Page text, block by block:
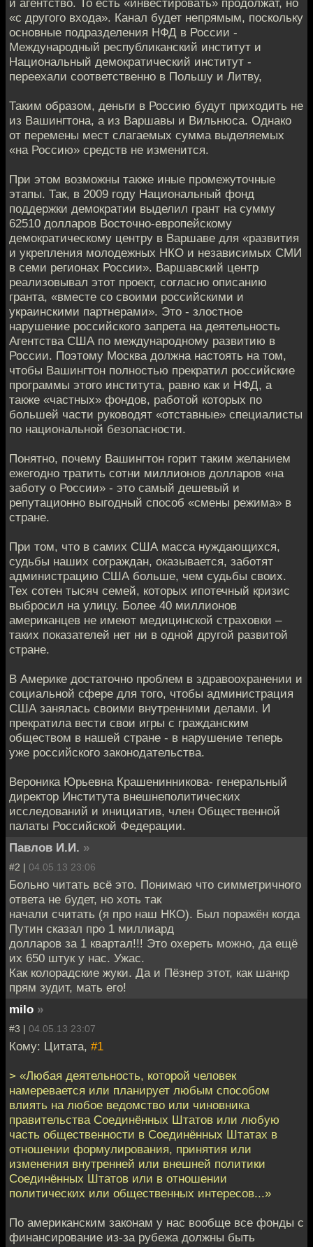
и агентство. То есть «инвестировать» продолжат, но
«с другого входа». Канал будет непрямым, поскольку
основные подразделения НФД в России -
Международный республиканский институт и
Национальный демократический институт -
переехали соответственно в Польшу и Литву,
Таким образом, деньги в Россию будут приходить не
из Вашингтона, а из Варшавы и Вильнюса. Однако
от перемены мест слагаемых сумма выделяемых
«на Россию» средств не изменится.
При этом возможны также иные промежуточные
этапы. Так, в 2009 году Национальный фонд
поддержки демократии выделил грант на сумму
62510 долларов Восточно-европейскому
демократическому центру в Варшаве для «развития
и укрепления молодежных НКО и независимых СМИ
в семи регионах России». Варшавский центр
реализовывал этот проект, согласно описанию
гранта, «вместе со своими российскими и
украинскими партнерами». Это - злостное
нарушение российского запрета на деятельность
Агентства США по международному развитию в
России. Поэтому Москва должна настоять на том,
чтобы Вашингтон полностью прекратил российские
программы этого института, равно как и НФД, а
также «частных» фондов, работой которых по
большей части руководят «отставные» специалисты
по национальной безопасности.
Понятно, почему Вашингтон горит таким желанием
ежегодно тратить сотни миллионов долларов «на
заботу о России» - это самый дешевый и
репутационно выгодный способ «смены режима» в
стране.
При том, что в самих США масса нуждающихся,
судьбы наших сограждан, оказывается, заботят
администрацию США больше, чем судьбы своих.
Тех сотен тысяч семей, которых ипотечный кризис
выбросил на улицу. Более 40 миллионов
американцев не имеют медицинской страховки –
таких показателей нет ни в одной другой развитой
стране.
В Америке достаточно проблем в здравоохранении и
социальной сфере для того, чтобы администрация
США занялась своими внутренними делами. И
прекратила вести свои игры с гражданским
обществом в нашей стране - в нарушение теперь
уже российского законодательства.
Вероника Юрьевна Крашенинникова- генеральный
директор Института внешнеполитических
исследований и инициатив, член Общественной
палаты Российской Федерации.
Павлов И.И. »
#2 | 04.05.13 23:06
Больно читать всё это. Понимаю что симметричного
ответа не будет, но хоть так
начали считать (я про наш НКО). Был поражён когда
Путин сказал про 1 миллиард
долларов за 1 квартал!!! Это охереть можно, да ещё
их 650 штук у нас. Ужас.
Как колорадские жуки. Да и Пёзнер этот, как шанкр
прям зудит, мать его!
milo »
#3 | 04.05.13 23:07
Кому: Цитата, #1
> «Любая деятельность, которой человек
намеревается или планирует любым способом
влиять на любое ведомство или чиновника
правительства Соединённых Штатов или любую
часть общественности в Соединённых Штатах в
отношении формулирования, принятия или
изменения внутренней или внешней политики
Соединённых Штатов или в отношении
политических или общественных интересов...»
По американским законам у нас вообще все фонды с
финансирование из-за рубежа должны быть